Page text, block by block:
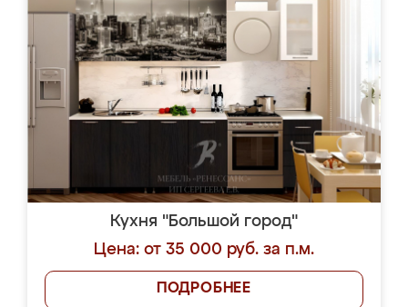
Кухня "Большой город"
Цена: от 35 000 руб. за п.м.
ПОДРОБНЕЕ